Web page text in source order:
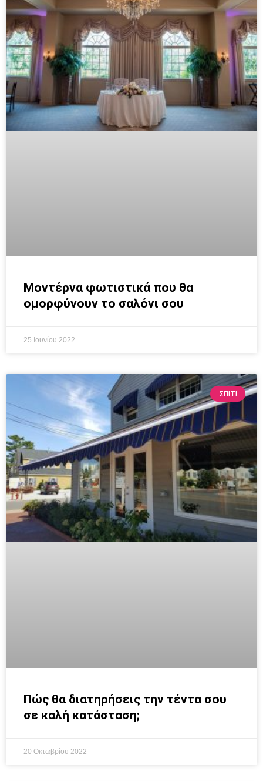
Μοντέρνα φωτιστικά που θα
ομορφύνουν το σαλόνι σου
25 Ιουνίου 2022
ΣΠΙΤΙ
Πώς θα διατηρήσεις την τέντα σου
σε καλή κατάσταση;
20 Οκτωβρίου 2022